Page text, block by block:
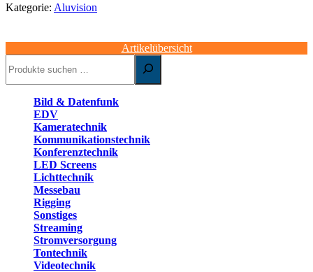
Z
Menge
Kategorie: Aluvision
Artikelübersicht
Bild & Datenfunk
EDV
Kameratechnik
Kommunikationstechnik
Konferenztechnik
LED Screens
Lichttechnik
Messebau
Rigging
Sonstiges
Streaming
Stromversorgung
Tontechnik
Videotechnik